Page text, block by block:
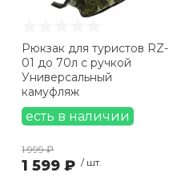
22 литра (2)
33 литра (2)
34 литра (2
35 литров (
36 литров (3)
70 литров (
Распродажа
Рюкзак для туристов RZ-
01 до 70л с ручкой
Универсальный
камуфляж
есть в наличии
1 999 ₽
1 599 ₽ / шт.